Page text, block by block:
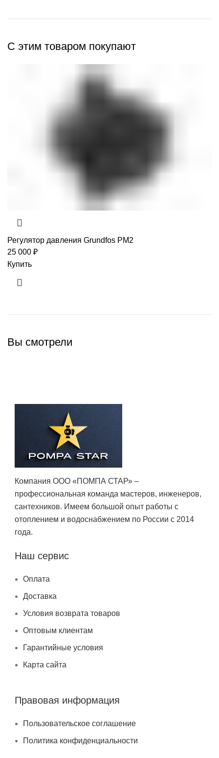
С этим товаром покупают
Регулятор давления Grundfos PM2
25 000 ₽
Купить
Вы смотрели
Компания ООО «ПОМПА СТАР» –
профессиональная команда мастеров, инженеров,
сантехников. Имеем большой опыт работы с
отоплением и водоснабжением по России с 2014
года.
Наш сервис
Оплата
Доставка
Условия возврата товаров
Оптовым клиентам
Гарантийные условия
Карта сайта
Правовая информация
Пользовательское соглашение
Политика конфиденциальности